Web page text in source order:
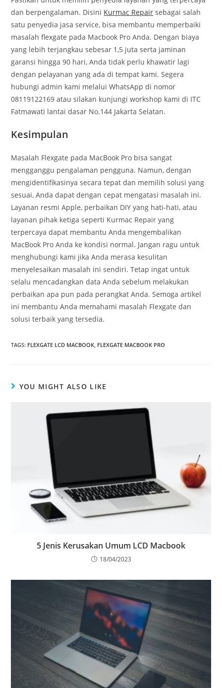
dan berpengalaman. Disini Kurmac Repair sebagai salah
satu penyedia jasa service, bisa membantu memperbaiki
masalah flexgate pada Macbook Pro Anda. Dengan biaya
yang lebih terjangkau sebesar 1,5 juta serta jaminan
garansi hingga 90 hari, Anda tidak perlu khawatir lagi
dengan pelayanan yang ada di tempat kami. Segera
hubungi admin kami melalui WhatsApp di nomor
08119122169 atau silakan kunjungi workshop kami di ITC
Fatmawati lantai dasar No.144 Jakarta Selatan.
Kesimpulan
Masalah Flexgate pada MacBook Pro bisa sangat
mengganggu pengalaman pengguna. Namun, dengan
mengidentifikasinya secara tepat dan memilih solusi yang
sesuai, Anda dapat dengan cepat mengatasi masalah ini.
Layanan resmi Apple, perbaikan DIY yang hati-hati, atau
layanan pihak ketiga seperti Kurmac Repair yang
terpercaya dapat membantu Anda mengembalikan
MacBook Pro Anda ke kondisi normal. Jangan ragu untuk
menghubungi kami jika Anda merasa kesulitan
menyelesaikan masalah ini sendiri. Tetap ingat untuk
selalu mencadangkan data Anda sebelum melakukan
perbaikan apa pun pada perangkat Anda. Semoga artikel
ini membantu Anda memahami masalah Flexgate dan
solusi terbaik yang tersedia.
TAGS: FLEXGATE LCD MACBOOK FLEXGATE MACBOOK PRO
YOU MIGHT ALSO LIKE
5 Jenis Kerusakan Umum LCD Macbook
18/04/2023